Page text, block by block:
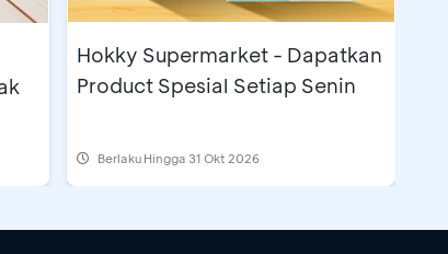
Hokky Supermarket - Dapatkan
Product Spesial Setiap Senin
Berlaku Hingga 31 Okt 2026